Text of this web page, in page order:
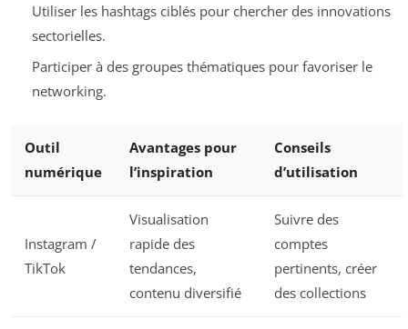
Utiliser les hashtags ciblés pour chercher des innovations
sectorielles.
Participer à des groupes thématiques pour favoriser le
networking.
Outil
numérique
Avantages pour
l’inspiration
Conseils
d’utilisation
Instagram /
TikTok
Visualisation
rapide des
tendances,
contenu diversifié
Suivre des
comptes
pertinents, créer
des collections